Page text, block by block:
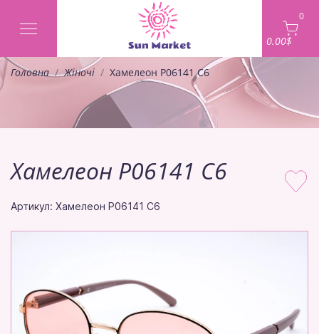
0
0.00$
Головна Жіночі Хамелеон P06141 C6
Хамелеон P06141 C6
Артикул: Хамелеон P06141 C6